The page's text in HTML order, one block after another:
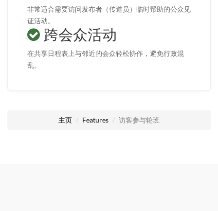
非常适合需要访问发布者（传道员）临时帮助的公众见
证活动。
跨会众活动
在共享日程表上与邻近的会众轻松协作，避免行政混
乱。
主页 Features 访客参与轮班